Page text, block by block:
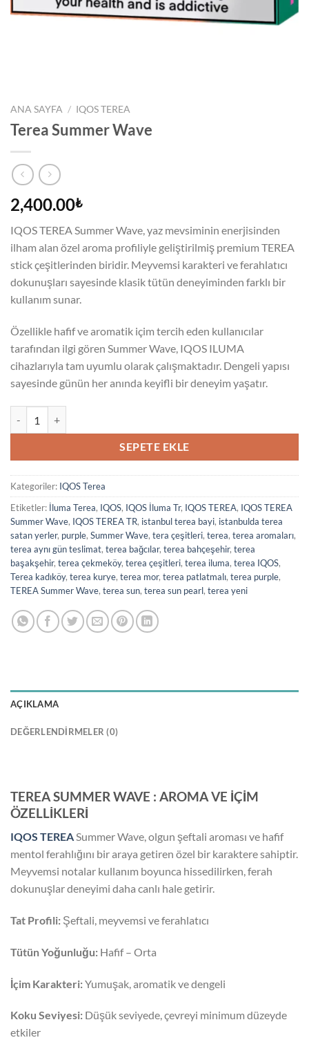
ANA SAYFA / IQOS TEREA
Terea Summer Wave
2,400.00₺
IQOS TEREA Summer Wave, yaz mevsiminin enerjisinden
ilham alan özel aroma profiliyle geliştirilmiş premium TEREA
stick çeşitlerinden biridir. Meyvemsi karakteri ve ferahlatıcı
dokunuşları sayesinde klasik tütün deneyiminden farklı bir
kullanım sunar.
Özellikle hafif ve aromatik içim tercih eden kullanıcılar
tarafından ilgi gören Summer Wave, IQOS ILUMA
cihazlarıyla tam uyumlu olarak çalışmaktadır. Dengeli yapısı
sayesinde günün her anında keyifli bir deneyim yaşatır.
SEPETE EKLE
Kategoriler: IQOS Terea
Etiketler: İluma Terea, IQOS, IQOS İluma Tr, IQOS TEREA, IQOS TEREA
Summer Wave, IQOS TEREA TR, istanbul terea bayi, istanbulda terea
satan yerler, purple, Summer Wave, tera çeşitleri, terea, terea aromaları,
terea aynı gün teslimat, terea bağcılar, terea bahçeşehir, terea
başakşehir, terea çekmeköy, terea çeşitleri, terea iluma, terea IQOS,
Terea kadıköy, terea kurye, terea mor, terea patlatmalı, terea purple,
TEREA Summer Wave, terea sun, terea sun pearl, terea yeni
AÇIKLAMA
DEĞERLENDIRMELER (0)
TEREA SUMMER WAVE : AROMA VE İÇİM
ÖZELLİKLERİ
IQOS TEREASummer Wave, olgun şeftali aroması ve hafif
mentol ferahlığını bir araya getiren özel bir karaktere sahiptir.
Meyvemsi notalar kullanım boyunca hissedilirken, ferah
dokunuşlar deneyimi daha canlı hale getirir.
Tat Profili: Şeftali, meyvemsi ve ferahlatıcı
Tütün Yoğunluğu: Hafif – Orta
İçim Karakteri:Yumuşak, aromatik ve dengeli
Koku Seviyesi: Düşük seviyede, çevreyi minimum düzeyde
etkiler